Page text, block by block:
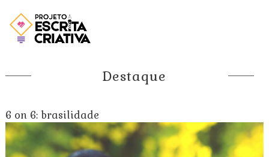
Destaque
6 on 6: brasilidade